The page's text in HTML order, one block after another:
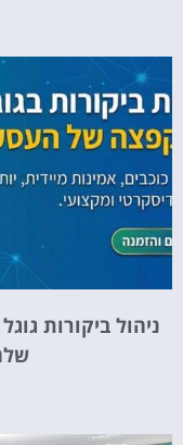
ניהול ביקורות